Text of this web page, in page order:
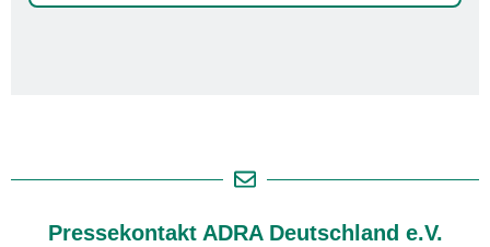
Pressekontakt ADRA Deutschland e.V.